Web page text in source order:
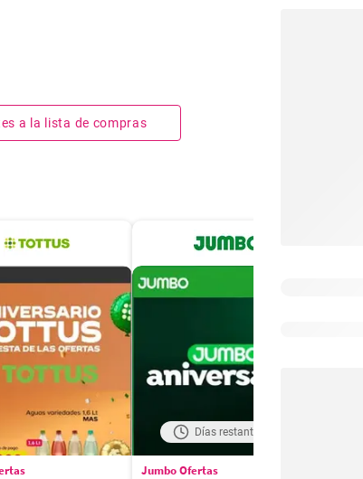
a la lista de compras
Días restantes: 18
Jumbo Ofertas